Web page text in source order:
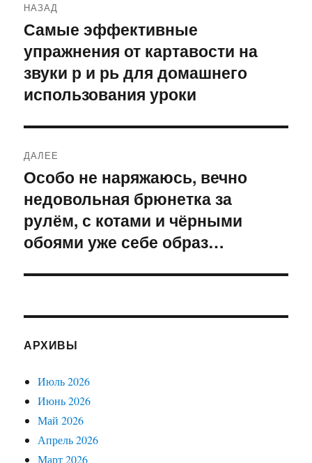
по
записям
НАЗАД
Предыдущая
запись:
Самые эффективные
упражнения от картавости на
звуки р и рь для домашнего
использования уроки
ДАЛЕЕ
Следующая
запись:
Особо не наряжаюсь, вечно
недовольная брюнетка за
рулём, с котами и чёрными
обоями уже себе образ…
АРХИВЫ
Июль 2026
Июнь 2026
Май 2026
Апрель 2026
Март 2026